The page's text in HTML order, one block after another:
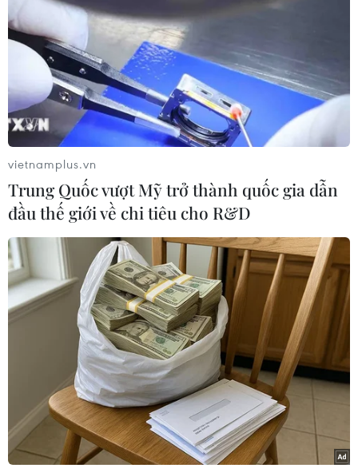
#Đảng Dân chủ Xã hội #Mạng lưới đường sắt
Theo dõi VietnamPlus
TIN LIÊN QUAN
vietnamplus.vn
Trung Quốc vượt Mỹ trở thành quốc gia dẫn
đầu thế giới về chi tiêu cho R&D